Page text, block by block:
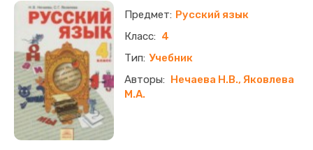
Русский язык
4
Учебник
Нечаева Н.В., Яковлева
М.А.